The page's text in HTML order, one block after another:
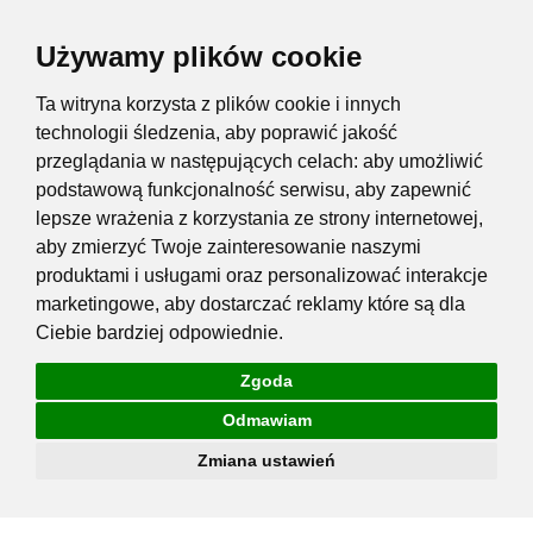
Używamy plików cookie
Ta witryna korzysta z plików cookie i innych
technologii śledzenia, aby poprawić jakość
przeglądania w następujących celach: aby umożliwić
podstawową funkcjonalność serwisu, aby zapewnić
lepsze wrażenia z korzystania ze strony internetowej,
aby zmierzyć Twoje zainteresowanie naszymi
produktami i usługami oraz personalizować interakcje
marketingowe, aby dostarczać reklamy które są dla
Ciebie bardziej odpowiednie.
Zgoda
Odmawiam
Zmiana ustawień